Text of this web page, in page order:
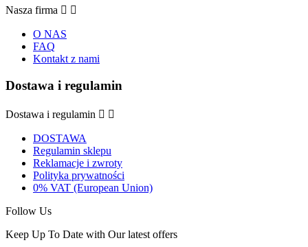
Nasza firma  
O NAS
FAQ
Kontakt z nami
Dostawa i regulamin
Dostawa i regulamin  
DOSTAWA
Regulamin sklepu
Reklamacje i zwroty
Polityka prywatności
0% VAT (European Union)
Follow Us
Keep Up To Date with Our latest offers